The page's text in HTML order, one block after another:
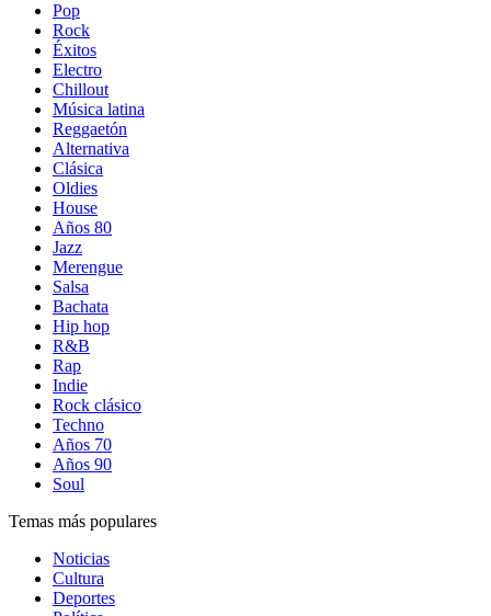
Pop
Rock
Éxitos
Electro
Chillout
Música latina
Reggaetón
Alternativa
Clásica
Oldies
House
Años 80
Jazz
Merengue
Salsa
Bachata
Hip hop
R&B
Rap
Indie
Rock clásico
Techno
Años 70
Años 90
Soul
Temas más populares
Noticias
Cultura
Deportes